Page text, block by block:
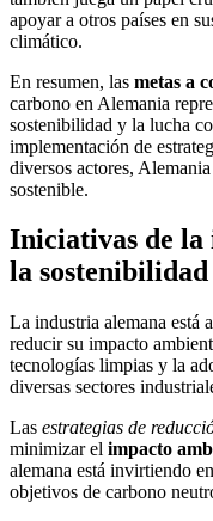
apoyar a otros países en
climático.
En resumen, las metas a
carbono en Alemania
sostenibilidad y la lucha
implementación de
diversos actores,
sostenible.
Iniciativas de la
la sostenibilidad
La industria alemana está
reducir su impacto
tecnologías limpias y la
diversas sectores
Las estrategias de
minimizar el impacto
alemana está invirtiendo en
objetivos de carbono